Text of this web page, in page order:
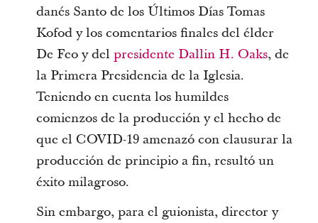
danés Santo de los Últimos Días Tomas
Kofod y los comentarios finales del élder
De Feo y del presidente Dallin H. Oaks, de
la Primera Presidencia de la Iglesia.
Teniendo en cuenta los humildes
comienzos de la producción y el hecho de
que el COVID-19 amenazó con clausurar la
producción de principio a fin, resultó un
éxito milagroso.
Sin embargo, para el guionista, director y